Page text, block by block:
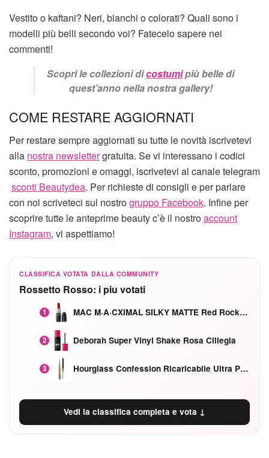
Vestito o kaftani? Neri, bianchi o colorati? Quali sono i
modelli più belli secondo voi? Fatecelo sapere nei
commenti!
Scopri le collezioni dicostumipiù belle di
quest’anno nella nostra gallery!
COME RESTARE AGGIORNATI
Per restare sempre aggiornati su tutte le novità iscrivetevi
alla nostra newslettergratuita. Se vi interessano i codici
sconto, promozioni e omaggi, iscrivetevi al canale telegram
sconti Beautydea. Per richieste di consigli e per parlare
con noi scriveteci sul nostrogruppo Facebook. Infine per
scoprire tutte le anteprime beauty c’è il nostroaccount
Instagram, vi aspettiamo!
CLASSIFICA VOTATA DALLA COMMUNITY
Rossetto Rosso: i piu votati
1 MAC M·A·CXIMAL SILKY MATTE Red Rock mat
2 Deborah Super Vinyl Shake Rosa Ciliegia
3 Hourglass Confession Ricaricabile Ultra Preciso Ad Alta Intensità Secretly Classic Red
Vedi la classifica completa e vota ↓